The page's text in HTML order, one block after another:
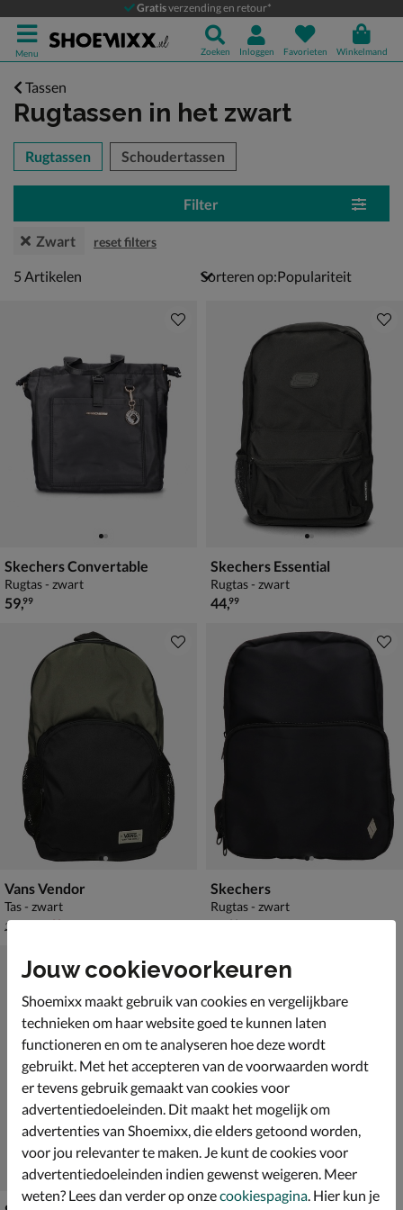
Gratisverzending en retour*
Menu Zoeken Inloggen Favorieten Winkelmand
Tassen
Rugtassen in het zwart
over
Rugtassen Schoudertassen
Filter
Zwart reset filters
5 artikelen
5 Artikelen Sorteren op:
Skechers Convertable
Rugtas - zwart
€ 59,99
59,99
Skechers Essential
Rugtas - zwart
€ 44,99
44,99
Vans Vendor
Tas - zwart
van € 39,99 voor € 27,99
39 27,99
Skechers
Rugtas - zwart
€ 44,99
44,99
Jouw cookievoorkeuren
Shoemixx maakt gebruik van cookies en vergelijkbare
technieken om haar website goed te kunnen laten
functioneren en om te analyseren hoe deze wordt
gebruikt. Met het accepteren van de voorwaarden wordt
er tevens gebruik gemaakt van cookies voor
advertentiedoeleinden. Dit maakt het mogelijk om
advertenties van Shoemixx, die elders getoond worden,
voor jou relevanter te maken. Je kunt de cookies voor
advertentiedoeleinden indien gewenst weigeren. Meer
weten? Lees dan verder op onzecookiespagina. Hier kun je